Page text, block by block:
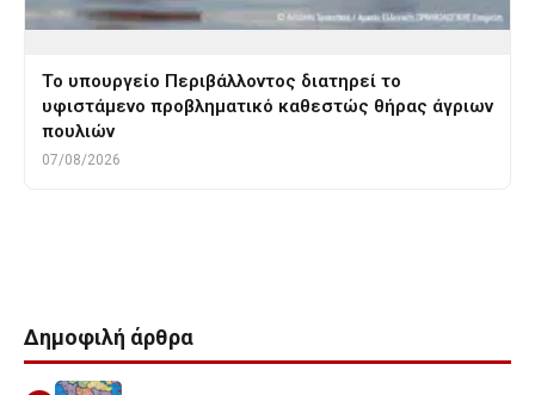
Το υπουργείο Περιβάλλοντος διατηρεί το
υφιστάμενο προβληματικό καθεστώς θήρας άγριων
πουλιών
07/08/2026
Δημοφιλή άρθρα